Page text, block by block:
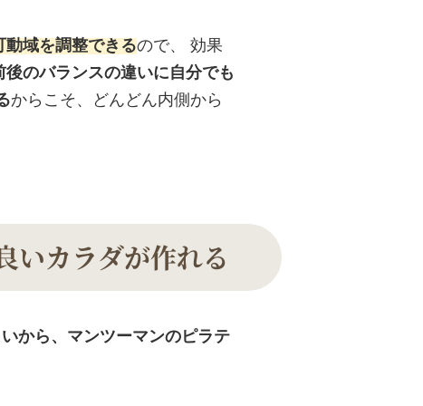
動域を調整できるので、 効果
後のバランスの違いに自分でも
からこそ、どんどん内側から
いカラダが作れる
から、マンツーマンのピラテ